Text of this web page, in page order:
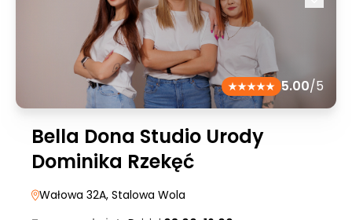
5.00/5
Bella Dona Studio Urody
Dominika Rzekęć
Wałowa 32A, Stalowa Wola